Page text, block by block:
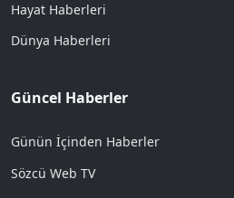
Hayat Haberleri
Dünya Haberleri
Güncel Haberler
Günün İçinden Haberler
Sözcü Web TV